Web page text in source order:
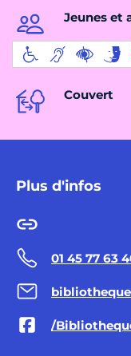
Jeunes et
Couvert
Plus d'infos
01 45 77 63
/